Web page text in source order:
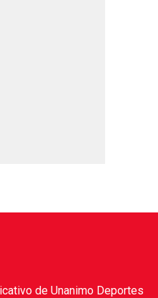
de Unanimo Deportes